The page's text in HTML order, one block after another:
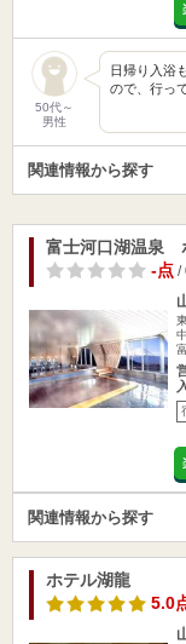
50代～
男性
日帰り入浴
ので、行っ
関連情報から探す
富士河口湖温泉
-点/
関連情報から探す
ホテル湖龍
5.0